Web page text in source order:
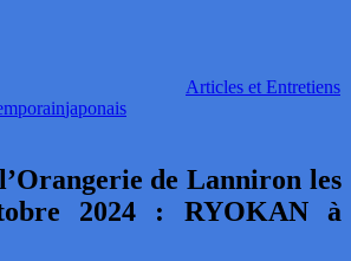
Articles et Entretiens
japonais
de Lanniron les
2024 : RYOKAN à